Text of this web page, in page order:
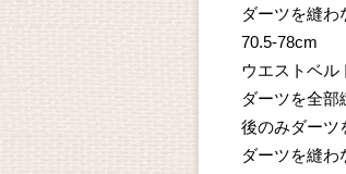
ダーツを縫わ
70.5-78cm
ウエストベル
ダーツを全部
後のみダーツ
ダーツを縫わ